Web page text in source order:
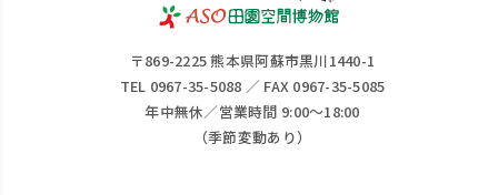
〒869-2225 熊本県阿蘇市黒川1440-1
TEL 0967-35-5088 ／ FAX 0967-35-5085
年中無休／営業時間 9:00～18:00
（季節変動あり）